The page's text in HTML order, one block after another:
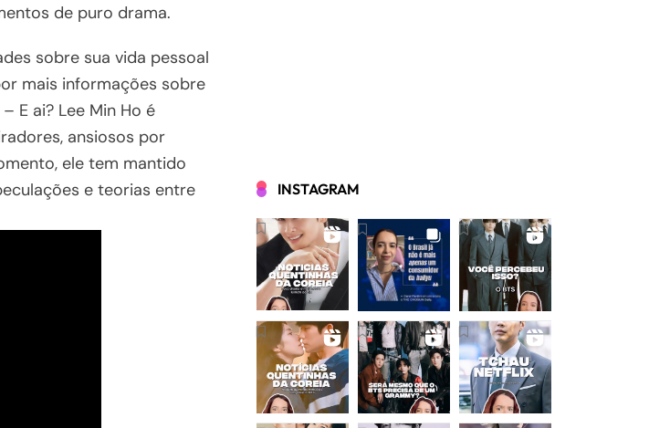
de puro drama.
sobre sua vida pessoal
mais informações sobre
E ai? Lee Min Ho é
ansiosos por
ele tem mantido
e teorias entre
INSTAGRAM